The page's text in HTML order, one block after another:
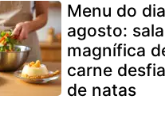
Menu do
agosto:
magnífica
carne
de natas